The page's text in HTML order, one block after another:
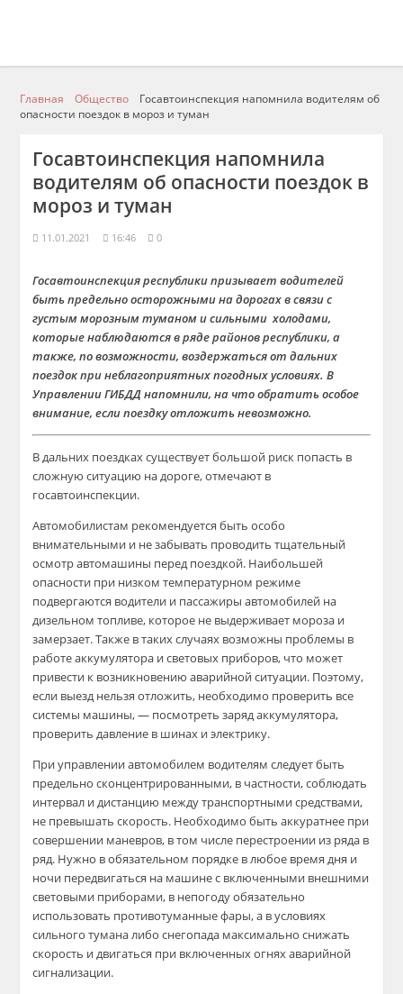
Главная Общество
Госавтоинспекция напомнила водителям об
опасности поездок в мороз и туман
Госавтоинспекция напомнила
водителям об опасности поездок в
мороз и туман
11.01.2021 16:46 0
Госавтоинспекция республики призывает водителей
быть предельно осторожными на дорогах в связи с
густым морозным туманом и сильными холодами,
которые наблюдаются в ряде районов республики, а
также, по возможности, воздержаться от дальних
поездок при неблагоприятных погодных условиях. В
Управлении ГИБДД напомнили, на что обратить особое
внимание, если поездку отложить невозможно.
В дальних поездках существует большой риск попасть в
сложную ситуацию на дороге, отмечают в
госавтоинспекции.
Автомобилистам рекомендуется быть особо
внимательными и не забывать проводить тщательный
осмотр автомашины перед поездкой. Наибольшей
опасности при низком температурном режиме
подвергаются водители и пассажиры автомобилей на
дизельном топливе, которое не выдерживает мороза и
замерзает. Также в таких случаях возможны проблемы в
работе аккумулятора и световых приборов, что может
привести к возникновению аварийной ситуации. Поэтому,
если выезд нельзя отложить, необходимо проверить все
системы машины, — посмотреть заряд аккумулятора,
проверить давление в шинах и электрику.
При управлении автомобилем водителям следует быть
предельно сконцентрированными, в частности, соблюдать
интервал и дистанцию между транспортными средствами,
не превышать скорость. Необходимо быть аккуратнее при
совершении маневров, в том числе перестроении из ряда в
ряд. Нужно в обязательном порядке в любое время дня и
ночи передвигаться на машине с включенными внешними
световыми приборами, в непогоду обязательно
использовать противотуманные фары, а в условиях
сильного тумана либо снегопада максимально снижать
скорость и двигаться при включенных огнях аварийной
сигнализации.